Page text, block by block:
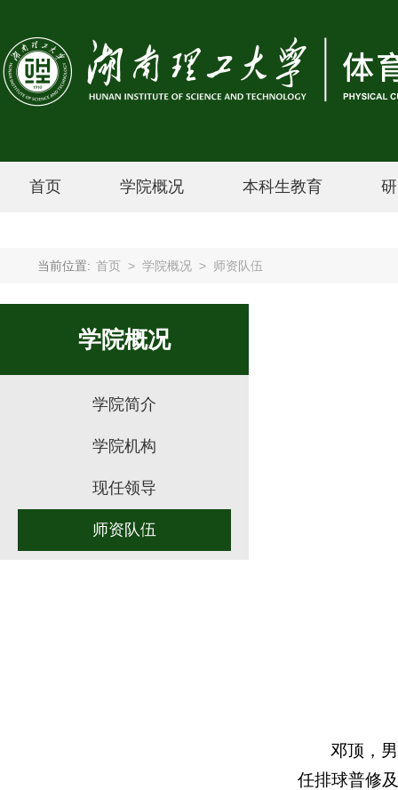
首页 学院概况 本科生教育
当前位置: 首页 > 学院概况 > 师资队伍
学院概况
学院简介
学院机构
现任领导
师资队伍
邓顶，
任排球普修